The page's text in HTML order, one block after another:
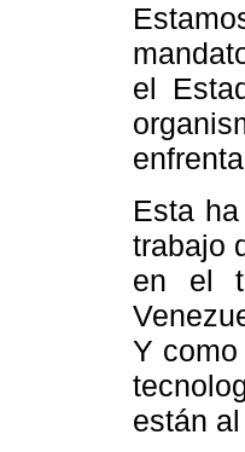
el
Esta
trabajo
en el
Y
están